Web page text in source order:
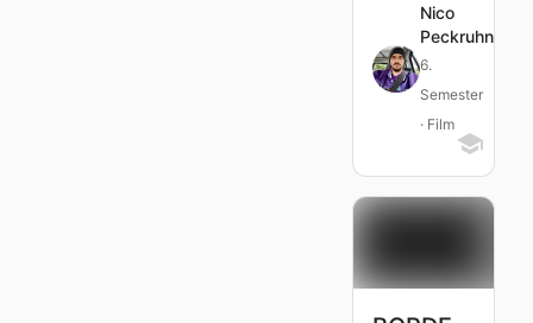
Nico
Peckruhn
6.
Semester
· Film